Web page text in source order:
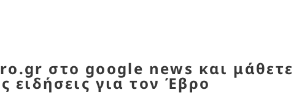
στο google news και μάθετε
ειδήσεις για τον Έβρο